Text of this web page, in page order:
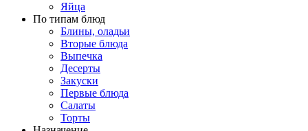
Яйца
По типам блюд
Блины, оладьи
Вторые блюда
Выпечка
Десерты
Закуски
Первые блюда
Салаты
Торты